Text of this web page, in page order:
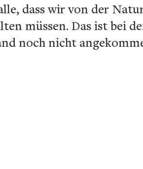
dass wir von der
müssen. Das ist bei
noch nicht